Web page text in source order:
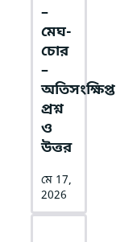
–
মেঘ-
চোর
–
অতিসংক্ষিপ্ত
প্রশ্ন
ও
উত্তর
মে 17,
2026